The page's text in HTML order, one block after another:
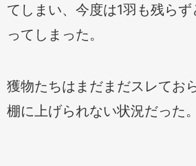
てしまい、今度は1羽も残ら
ってしまった。
獲物たちはまだまだスレてお
棚に上げられない状況だった。